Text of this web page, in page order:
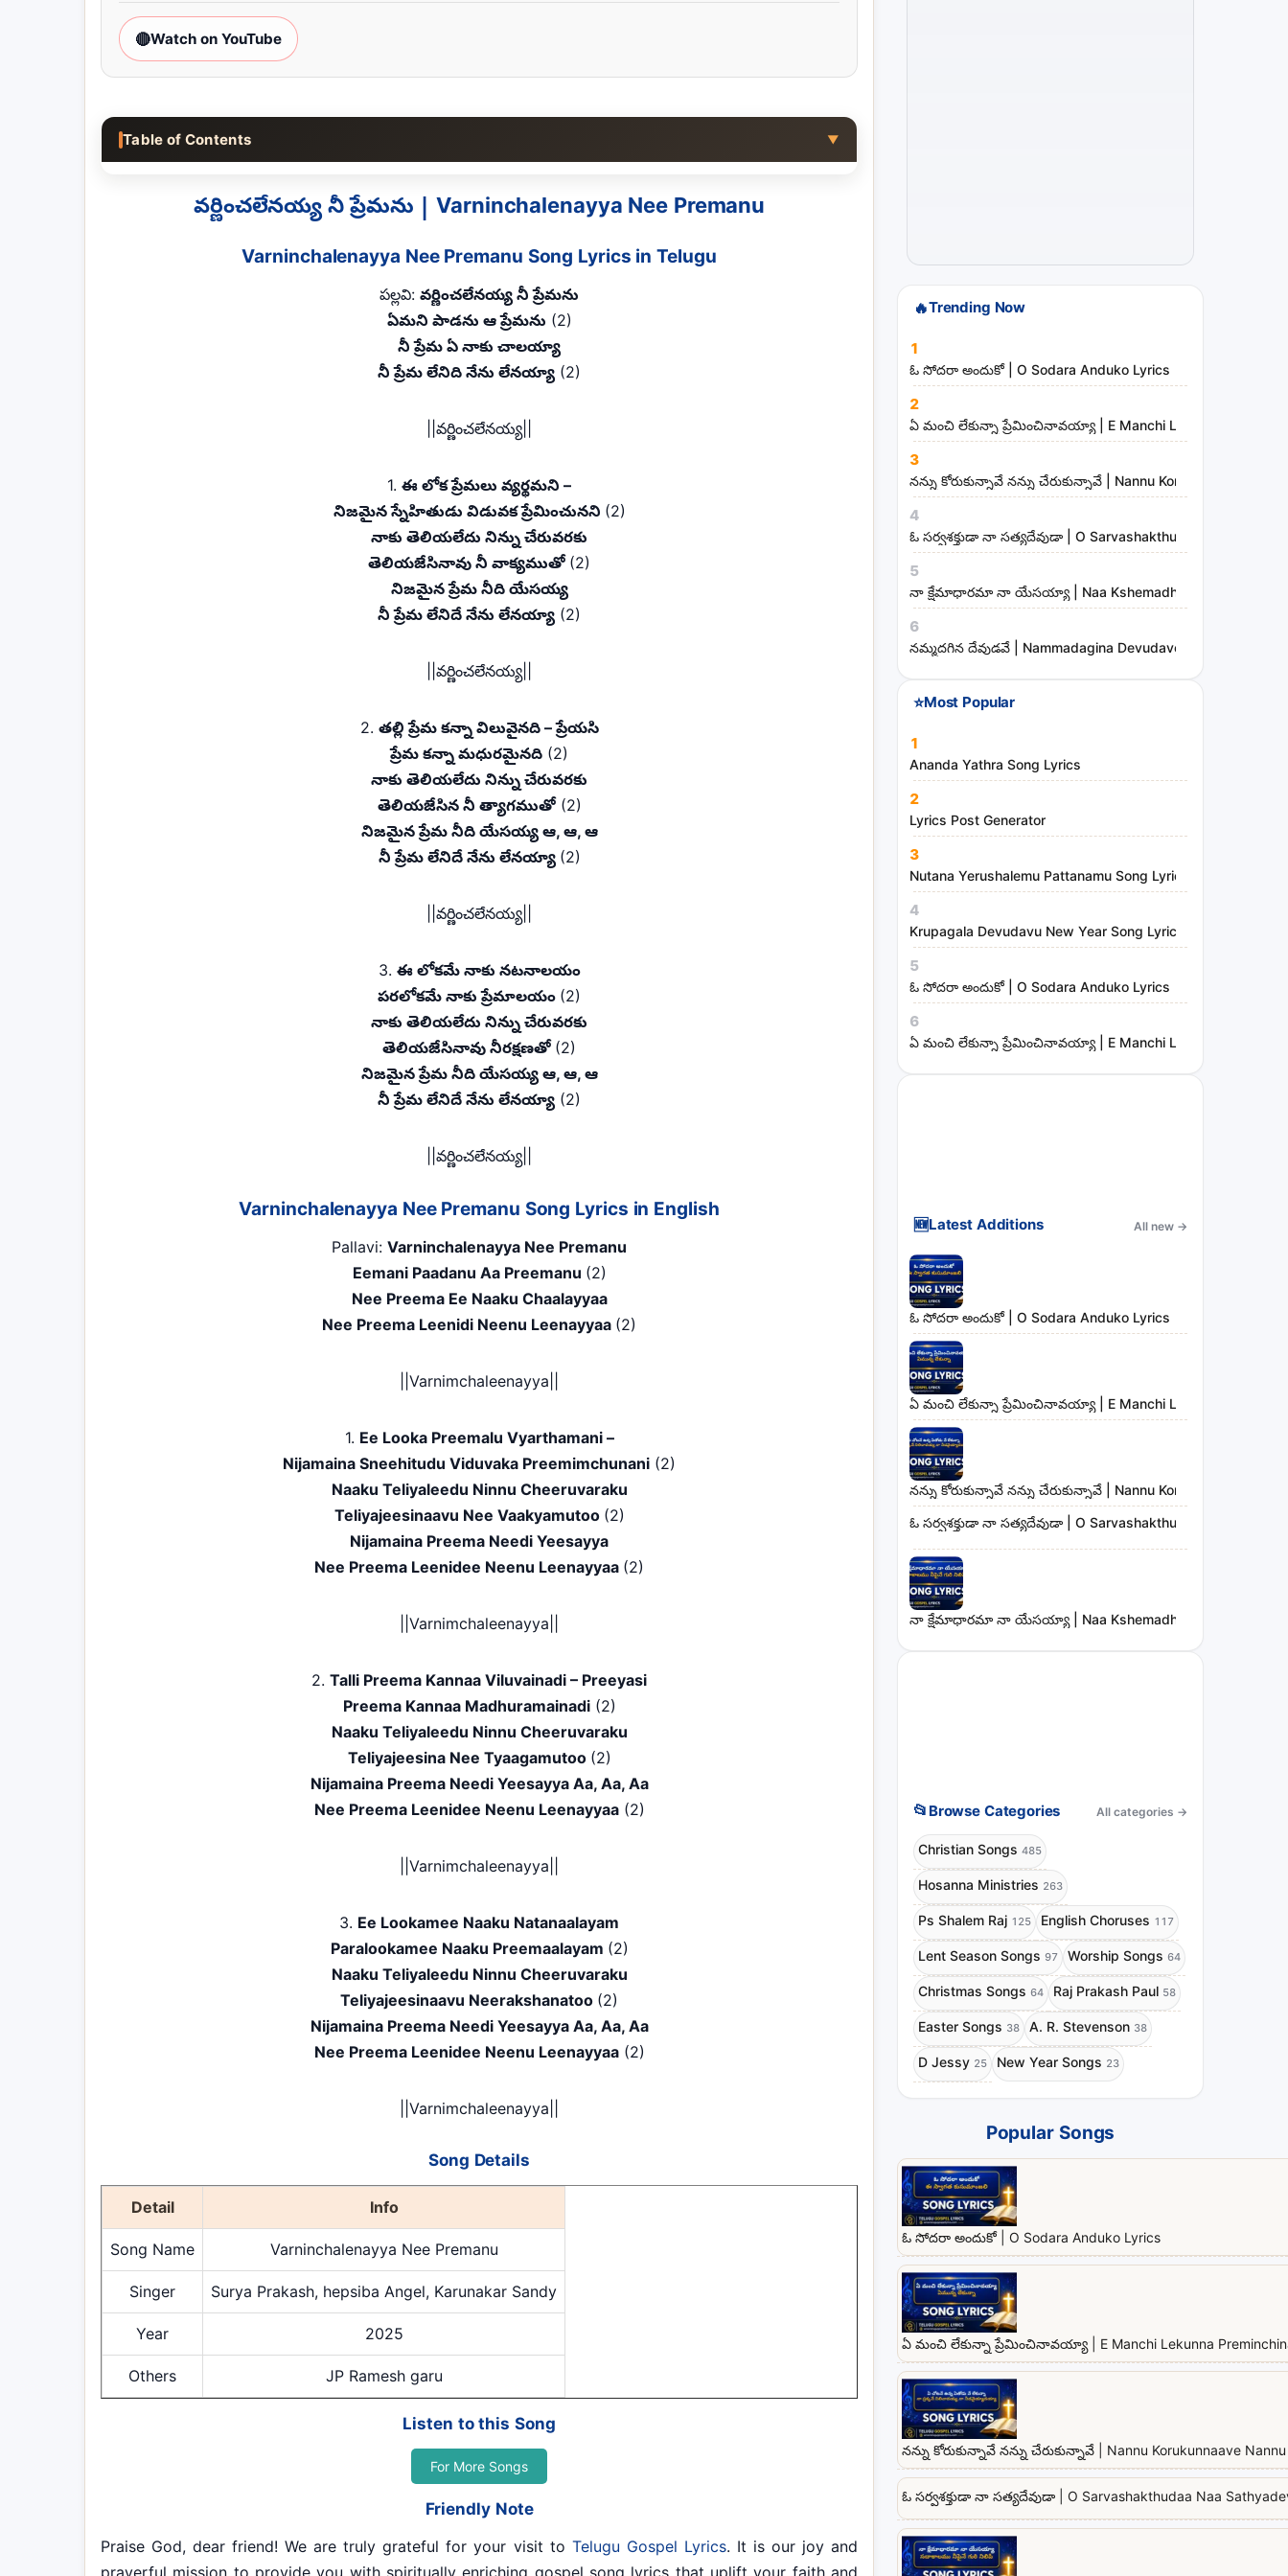
🔴Watch on YouTube
Table of Contents ▼
వర్ణించలేనయ్య నీ ప్రేమను | Varninchalenayya Nee Premanu
Varninchalenayya Nee Premanu Song Lyrics in Telugu
పల్లవి: వర్ణించలేనయ్య నీ ప్రేమను
ఏమని పాడను ఆ ప్రేమను (2)
నీ ప్రేమ ఏ నాకు చాలయ్యా
నీ ప్రేమ లేనిది నేను లేనయ్యా (2)
||వర్ణించలేనయ్య||
1. ఈ లోక ప్రేమలు వ్యర్థమని –
నిజమైన స్నేహితుడు విడువక ప్రేమించునని (2)
నాకు తెలియలేదు నిన్ను చేరువరకు
తెలియజేసినావు నీ వాక్యముతో (2)
నిజమైన ప్రేమ నీది యేసయ్య
నీ ప్రేమ లేనిదే నేను లేనయ్యా (2)
||వర్ణించలేనయ్య||
2. తల్లి ప్రేమ కన్నా విలువైనది – ప్రేయసి
ప్రేమ కన్నా మధురమైనది (2)
నాకు తెలియలేదు నిన్ను చేరువరకు
తెలియజేసిన నీ త్యాగముతో(2)
నిజమైన ప్రేమ నీది యేసయ్య ఆ, ఆ, ఆ
నీ ప్రేమ లేనిదే నేను లేనయ్యా (2)
||వర్ణించలేనయ్య||
3. ఈ లోకమే నాకు నటనాలయం
పరలోకమే నాకు ప్రేమాలయం (2)
నాకు తెలియలేదు నిన్ను చేరువరకు
తెలియజేసినావు నీరక్షణతో (2)
నిజమైన ప్రేమ నీది యేసయ్య ఆ, ఆ, ఆ
నీ ప్రేమ లేనిదే నేను లేనయ్యా (2)
||వర్ణించలేనయ్య||
Varninchalenayya Nee Premanu Song Lyrics in English
Pallavi: Varninchalenayya Nee Premanu
Eemani Paadanu Aa Preemanu (2)
Nee Preema Ee Naaku Chaalayyaa
Nee Preema Leenidi Neenu Leenayyaa (2)
||Varnimchaleenayya||
1. Ee Looka Preemalu Vyarthamani –
Nijamaina Sneehitudu Viduvaka Preemimchunani (2)
Naaku Teliyaleedu Ninnu Cheeruvaraku
Teliyajeesinaavu Nee Vaakyamutoo (2)
Nijamaina Preema Needi Yeesayya
Nee Preema Leenidee Neenu Leenayyaa (2)
||Varnimchaleenayya||
2. Talli Preema Kannaa Viluvainadi – Preeyasi
Preema Kannaa Madhuramainadi(2)
Naaku Teliyaleedu Ninnu Cheeruvaraku
Teliyajeesina Nee Tyaagamutoo (2)
Nijamaina Preema Needi Yeesayya Aa, Aa, Aa
Nee Preema Leenidee Neenu Leenayyaa(2)
||Varnimchaleenayya||
3. Ee Lookamee Naaku Natanaalayam
Paralookamee Naaku Preemaalayam (2)
Naaku Teliyaleedu Ninnu Cheeruvaraku
Teliyajeesinaavu Neerakshanatoo (2)
Nijamaina Preema Needi Yeesayya Aa, Aa, Aa
Nee Preema Leenidee Neenu Leenayyaa(2)
||Varnimchaleenayya||
Song Details
Detail Info
Song Name Varninchalenayya Nee Premanu
Singer Surya Prakash, hepsiba Angel, Karunakar Sandy
Year 2025
Others JP Ramesh garu
Listen to this Song
For More Songs
Friendly Note
Praise God, dear friend! We are truly grateful for your visit to Telugu Gospel Lyrics. It is our joy and
prayerful mission to provide you with spiritually enriching gospel song lyrics that uplift your faith and
r
e
s
🔥Trending Now
1
ఓ సోదరా అందుకో | O Sodara Anduko Lyrics
2
ఏ మంచి లేకున్నా ప్రేమించినావయ్యా | E Manchi Lekunna
3
నన్ను కోరుకున్నావే నన్ను చేరుకున్నావే | Nannu Korukunnaave
4
ఓ సర్వశక్తుడా నా సత్యదేవుడా | O Sarvashakthudaa Naa
5
నా క్షేమాధారమా నా యేసయ్యా | Naa Kshemadharama Naa
6
నమ్మదగిన దేవుడవే | Nammadagina Devudave Song Lyrics
⭐Most Popular
1
Ananda Yathra Song Lyrics
2
Lyrics Post Generator
3
Nutana Yerushalemu Pattanamu Song Lyrics | Hosanna
4
Krupagala Devudavu New Year Song Lyrics
5
ఓ సోదరా అందుకో | O Sodara Anduko Lyrics
6
ఏ మంచి లేకున్నా ప్రేమించినావయ్యా | E Manchi Lekunna
🆕Latest Additions All new →
ఓ సోదరా అందుకో | O Sodara Anduko Lyrics
ఏ మంచి లేకున్నా ప్రేమించినావయ్యా | E Manchi Lekunna
నన్ను కోరుకున్నావే నన్ను చేరుకున్నావే | Nannu Korukunnaave
ఓ సర్వశక్తుడా నా సత్యదేవుడా | O Sarvashakthudaa Naa
నా క్షేమాధారమా నా యేసయ్యా | Naa Kshemadharama Naa
📂 Browse Categories All categories →
Christian Songs 485
Hosanna Ministries 263
Ps Shalem Raj 125 English Choruses 117
Lent Season Songs 97 Worship Songs 64
Christmas Songs 64 Raj Prakash Paul 58
Easter Songs 38 A. R. Stevenson 38
D Jessy 25 New Year Songs 23
Popular Songs
ఓ సోదరా అందుకో | O Sodara Anduko Lyrics
ఏ మంచి లేకున్నా ప్రేమించినావయ్యా | E Manchi Lekunna
నన్ను కోరుకున్నావే నన్ను చేరుకున్నావే | Nannu Korukunnaave
ఓ సర్వశక్తుడా నా సత్యదేవుడా | O Sarvashakthudaa Naa